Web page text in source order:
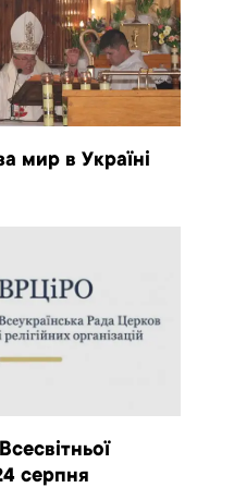
мир в Україні
серпня